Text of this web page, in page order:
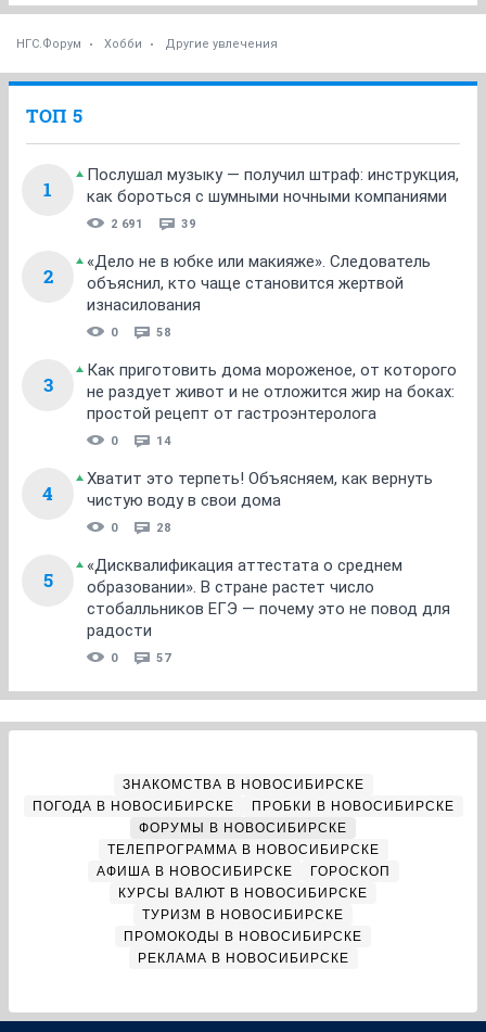
НГС.Форум Хобби Другие увлечения
ТОП 5
1
Послушал музыку — получил штраф: инструкция,
как бороться с шумными ночными компаниями
2 691 39
2
«Дело не в юбке или макияже». Следователь
объяснил, кто чаще становится жертвой
изнасилования
0 58
3
Как приготовить дома мороженое, от которого
не раздует живот и не отложится жир на боках:
простой рецепт от гастроэнтеролога
0 14
4
Хватит это терпеть! Объясняем, как вернуть
чистую воду в свои дома
0 28
5
«Дисквалификация аттестата о среднем
образовании». В стране растет число
стобалльников ЕГЭ — почему это не повод для
радости
0 57
ЗНАКОМСТВА В НОВОСИБИРСКЕ
ПОГОДА В НОВОСИБИРСКЕ
ПРОБКИ В НОВОСИБИРСКЕ
ФОРУМЫ В НОВОСИБИРСКЕ
ТЕЛЕПРОГРАММА В НОВОСИБИРСКЕ
АФИША В НОВОСИБИРСКЕ
ГОРОСКОП
КУРСЫ ВАЛЮТ В НОВОСИБИРСКЕ
ТУРИЗМ В НОВОСИБИРСКЕ
ПРОМОКОДЫ В НОВОСИБИРСКЕ
РЕКЛАМА В НОВОСИБИРСКЕ